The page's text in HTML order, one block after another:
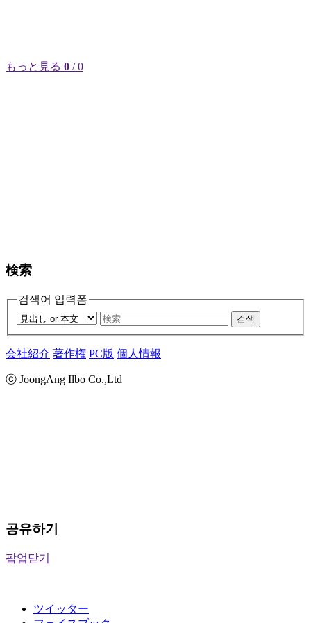
もっと見る 0 / 0
検索
검색어 입력폼
검색
会社紹介 著作権 PC版 個人情報
ⓒ JoongAng Ilbo Co.,Ltd
공유하기
팝업닫기
ツイッター